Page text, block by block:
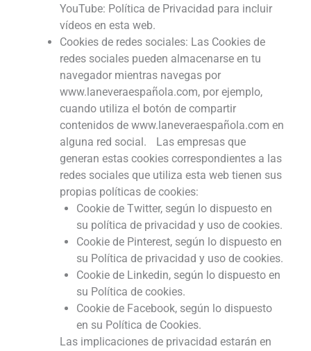
YouTube: Política de Privacidad para incluir
vídeos en esta web.
Cookies de redes sociales: Las Cookies de
redes sociales pueden almacenarse en tu
navegador mientras navegas por
www.laneveraespañola.com, por ejemplo,
cuando utiliza el botón de compartir
contenidos de www.laneveraespañola.com en
alguna red social. Las empresas que
generan estas cookies correspondientes a las
redes sociales que utiliza esta web tienen sus
propias políticas de cookies:
Cookie de Twitter, según lo dispuesto en
su política de privacidad y uso de cookies.
Cookie de Pinterest, según lo dispuesto en
su Política de privacidad y uso de cookies.
Cookie de Linkedin, según lo dispuesto en
su Política de cookies.
Cookie de Facebook, según lo dispuesto
en su Política de Cookies.
Las implicaciones de privacidad estarán en